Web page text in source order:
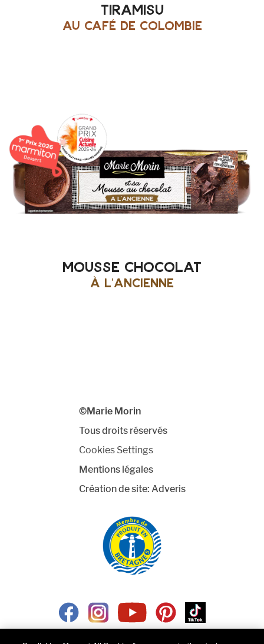
tiramisu
au café de Colombie
mousse chocolat
à l'ancienne
©Marie Morin
Tous droits réservés
Cookies Settings
Mentions légales
Création de site: Adveris